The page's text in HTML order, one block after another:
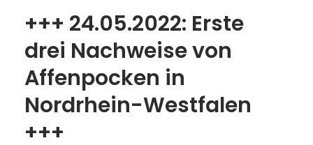
+++ 24.05.2022: Erste
drei Nachweise von
Affenpocken in
Nordrhein-Westfalen
+++